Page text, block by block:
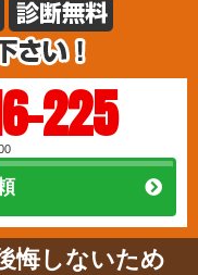
225
悔しないため